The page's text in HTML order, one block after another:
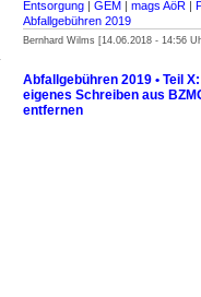
Entsorgung | GEM | mags AöR |
Abfallgebühren 2019
Bernhard Wilms [14.06.2018 - 14:56
Abfallgebühren 2019 • Teil
eigenes Schreiben aus
entfernen